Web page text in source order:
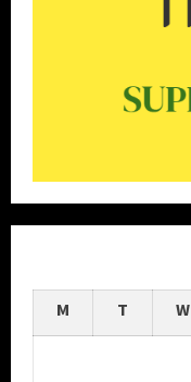
M T W